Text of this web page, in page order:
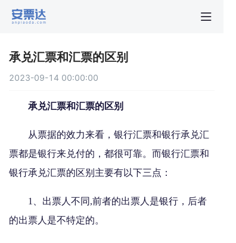
承兑汇票和汇票的区别
2023-09-14 00:00:00
承兑汇票和汇票的区别
从票据的效力来看，银行汇票和银行承兑汇
票都是银行来兑付的，都很可靠。而银行汇票和
银行承兑汇票的区别主要有以下三点：
1、出票人不同,前者的出票人是银行，后者
的出票人是不特定的。